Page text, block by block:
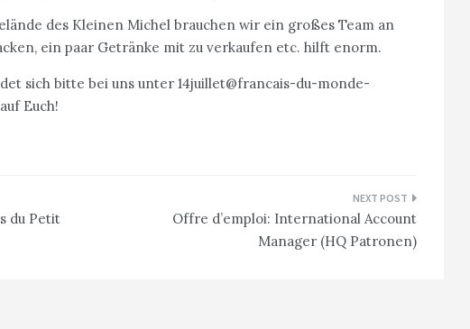
des Kleinen Michel brauchen wir ein großes Team an
ein paar Getränke mit zu verkaufen etc. hilft enorm.
sich bitte bei uns unter 14juillet@francais-du-monde-
Euch!
du Petit
Offre d’emploi: International Account
Manager (HQ Patronen)